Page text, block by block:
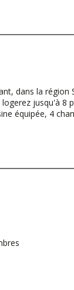
dans la
jusqu'à
équipée, 4